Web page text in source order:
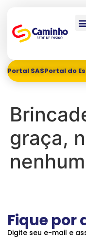
Portal SASPortal do
graça,
Fique por
Digite seu e-mail e